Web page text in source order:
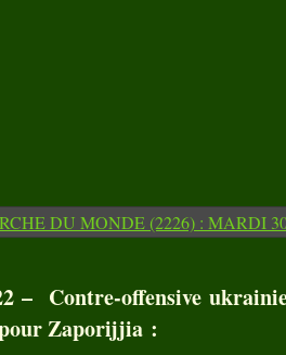
– Contre-offensive
Zaporijjia :